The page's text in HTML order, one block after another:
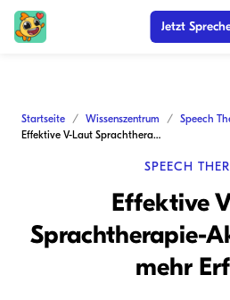
Jetzt
Startseite Wissenszentrum
Speech
Effektive V-Laut Sprachtherapie-Aktivitäten für mehr Erfolg
SPEECH
Effektive
Sprachtherapie-
mehr